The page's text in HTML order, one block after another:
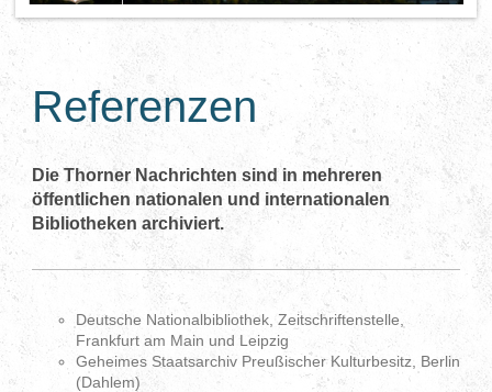
Referenzen
Die Thorner Nachrichten sind in mehreren
öffentlichen nationalen und internationalen
Bibliotheken archiviert.
Deutsche Nationalbibliothek, Zeitschriftenstelle,
Frankfurt am Main und Leipzig
Geheimes Staatsarchiv Preußischer Kulturbesitz, Berlin
(Dahlem)